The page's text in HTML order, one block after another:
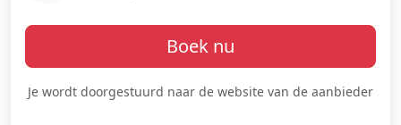
Boek nu
Je wordt doorgestuurd naar de website van de aanbieder